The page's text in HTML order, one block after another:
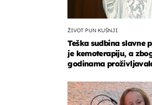
ŽIVOT PUN KUŠNJI
Teška sudbina slavne
je kemoterapiju, a
godinama